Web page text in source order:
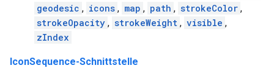
geodesic , icons , map , path , strokeColor ,
strokeOpacity , strokeWeight , visible ,
zIndex
IconSequence-Schnittstelle